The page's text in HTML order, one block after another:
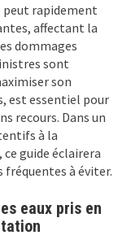
peut rapidement
affectant la
dommages
sont
son
est essentiel pour
recours. Dans un
à la
guide éclairera
fréquentes à éviter.
eaux pris en